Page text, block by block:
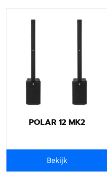
POLAR 12 MK2
Bekijk